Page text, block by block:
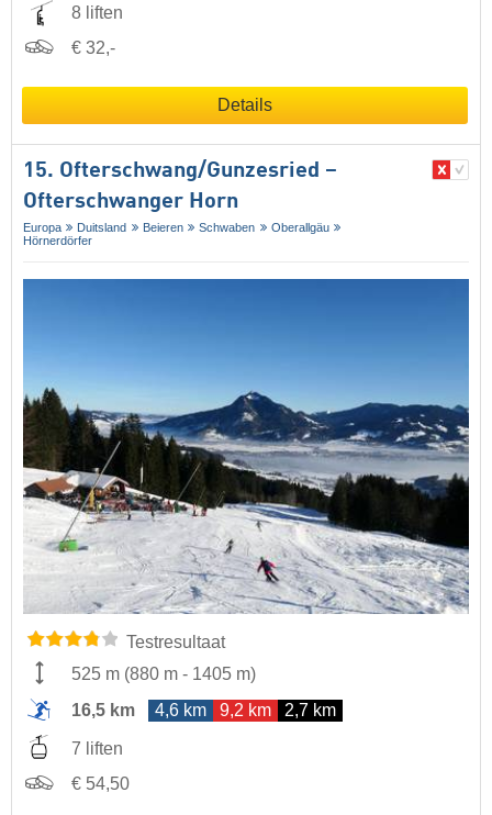
8 liften
€ 32,-
Details
15. Ofterschwang/​Gunzesried –
Ofterschwanger Horn
Europa Duitsland Beieren Schwaben
Oberallgäu
Hörnerdörfer
Testresultaat
525 m (880 m - 1405 m)
16,5 km
4,6 km 9,2 km 2,7 km
7 liften
€ 54,50